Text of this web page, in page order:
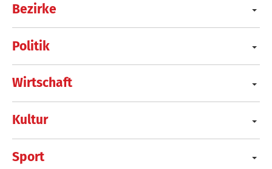
Bezirke
Politik
Wirtschaft
Kultur
Sport